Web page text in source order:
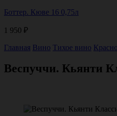
Боттер. Кюве 16 0,75л
1 950 ₽
Главная Вино Тихое вино
Веспуччи. Кьянти